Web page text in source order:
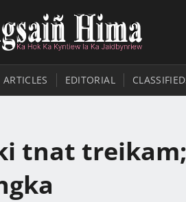
ARTICLES EDITORIAL
tnat treikam;